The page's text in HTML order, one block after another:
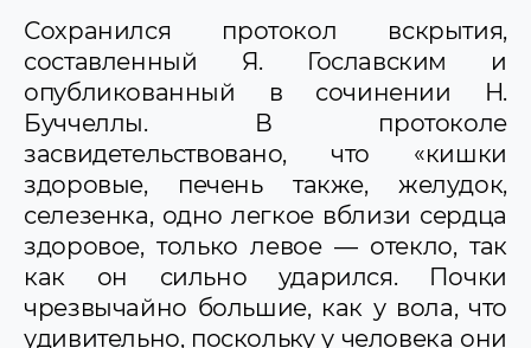
Сохранился протокол вскрытия,
составленный Я. Гославским и
опубликованный в сочинении Н.
Буччеллы. В протоколе
засвидетельствовано, что «кишки
здоровые, печень также, желудок,
селезенка, одно легкое вблизи сердца
здоровое, только левое — отекло, так
как он сильно ударился. Почки
чрезвычайно большие, как у вола, что
удивительно, поскольку у человека они